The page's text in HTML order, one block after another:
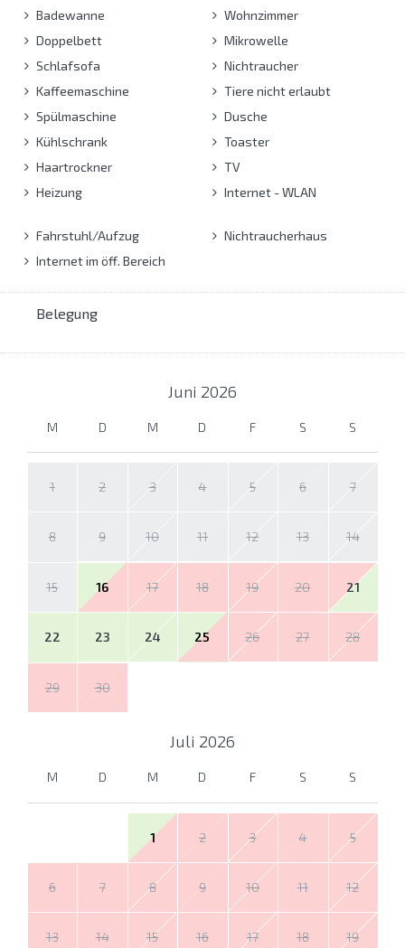
Badewanne
Doppelbett
Schlafsofa
Kaffeemaschine
Spülmaschine
Kühlschrank
Haartrockner
Heizung
Wohnzimmer
Mikrowelle
Nichtraucher
Tiere nicht erlaubt
Dusche
Toaster
TV
Internet - WLAN
Fahrstuhl/Aufzug
Internet im öff. Bereich
Nichtraucherhaus
Belegung
Juni 2026
M D M D F S S
1 2 3 4 5 6 7
8 9 10 11 12 13 14
15 16 17 18 19 20 21
22 23 24 25 26 27 28
29 30
Juli 2026
M D M D F S S
1 2 3 4 5
6 7 8 9 10 11 12
13 14 15 16 17 18 19